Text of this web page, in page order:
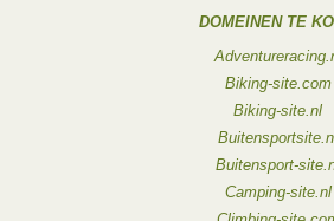
DOMEINEN TE
Biking-site.com
Biking-site.nl
Buitensport-
Camping-site.nl